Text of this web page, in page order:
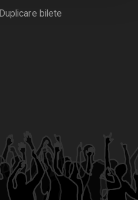
Duplicare bilete